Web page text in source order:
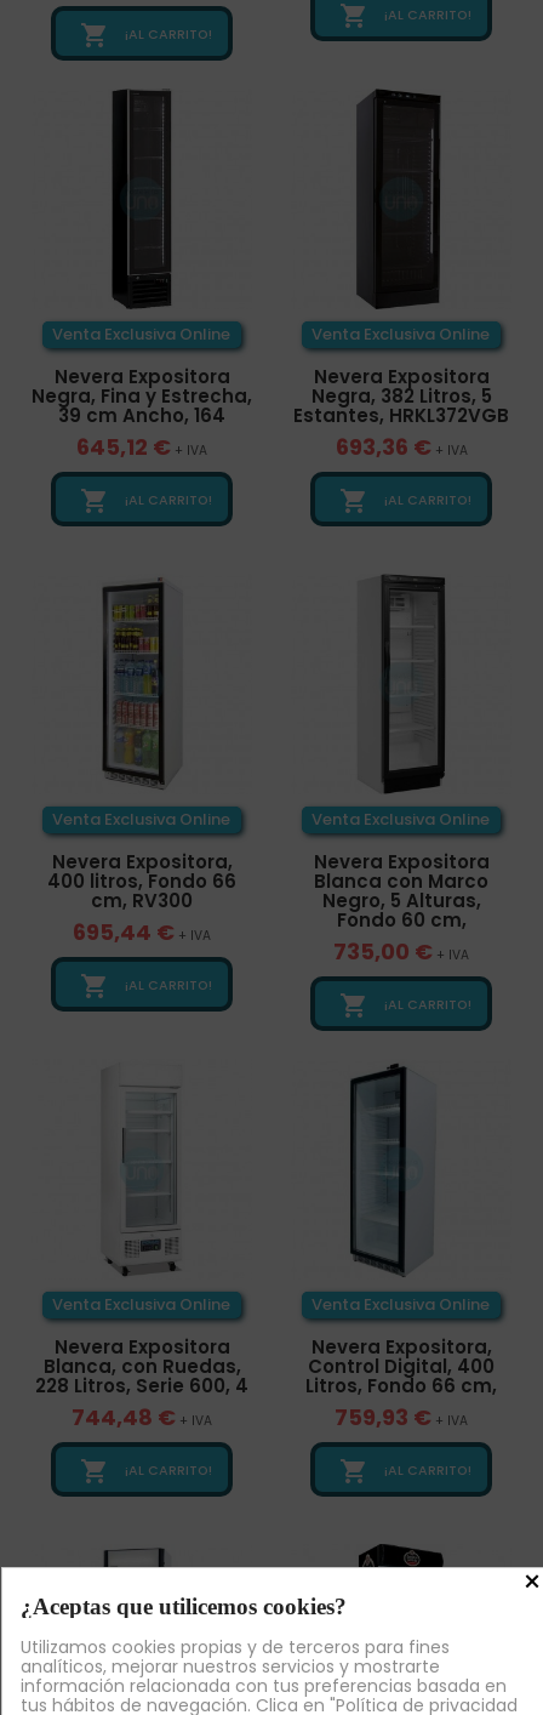
 ¡AL CARRITO!
 ¡AL CARRITO!
Venta Exclusiva Online
Nevera Expositora
Negra, Fina y Estrecha,
39 cm Ancho, 164
645,12 € + IVA
 ¡AL CARRITO!
Venta Exclusiva Online
Nevera Expositora
Negra, 382 Litros, 5
Estantes, HRKL372VGB
693,36 € + IVA
 ¡AL CARRITO!
Venta Exclusiva Online
Nevera Expositora,
400 litros, Fondo 66
cm, RV300
695,44 € + IVA
 ¡AL CARRITO!
Venta Exclusiva Online
Nevera Expositora
Blanca con Marco
Negro, 5 Alturas,
Fondo 60 cm,
735,00 € + IVA
 ¡AL CARRITO!
Venta Exclusiva Online
Nevera Expositora
Blanca, con Ruedas,
228 Litros, Serie 600, 4
744,48 € + IVA
 ¡AL CARRITO!
Venta Exclusiva Online
Nevera Expositora,
Control Digital, 400
Litros, Fondo 66 cm,
759,93 € + IVA
 ¡AL CARRITO!
×
¿Aceptas que utilicemos cookies?
Utilizamos cookies propias y de terceros para fines
analíticos, mejorar nuestros servicios y mostrarte
información relacionada con tus preferencias basada en
tus hábitos de navegación. Clica en "Política de privacidad